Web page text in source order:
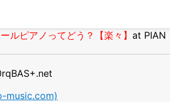
ルピアノってどう？【楽々】 at PIAN
music.com)